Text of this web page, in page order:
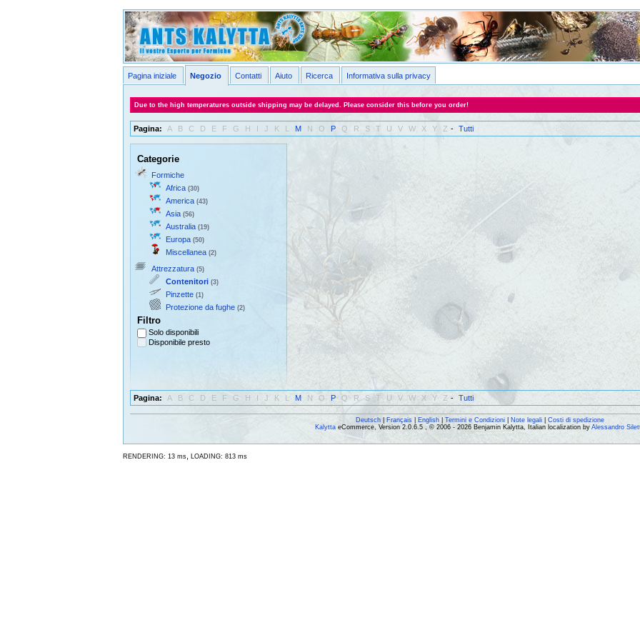
Pagina iniziale Negozio Contatti Aiuto Ricerca Informativa sulla privacy
Due to the high temperatures outside shipping may be delayed. Please consider this before you order!
Pagina: A B C D E F G H I J K L M N O P Q R S T U V W X Y Z - Tutti
Categorie
Formiche
Africa (30)
America (43)
Asia (56)
Australia (19)
Europa (50)
Miscellanea (2)
Attrezzatura (5)
Contenitori (3)
Pinzette (1)
Protezione da fughe (2)
Filtro
Solo disponibili
Disponibile presto
Pagina: A B C D E F G H I J K L M N O P Q R S T U V W X Y Z - Tutti
Deutsch Français English Termini e Condizioni Note legali
Costi di spedizione
Kalytta eCommerce, Version 2.0.6.5 , © 2006 - 2026 Benjamin Kalytta, Italian localization by Alessandro
RENDERING: 13 ms LOADING: 813 ms